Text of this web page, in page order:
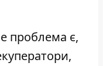
проблема є,